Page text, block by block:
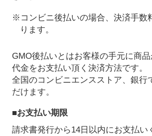
※コンビニ後払いの場合、決済手数
ります。
GMO後払いとはお客様の手元に商
代金をお支払い頂く決済方法です。
全国のコンビニエンスストア、銀行
だけます。
■お支払い期限
請求書発行から14日以内にお支払い